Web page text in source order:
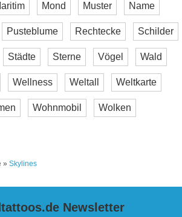
Mond Muster Name
Pusteblume Rechtecke Schilder
Städte Sterne Vögel Wald
Wellness Weltall Weltkarte
Wohnmobil Wolken
» Skylines
Newsletter